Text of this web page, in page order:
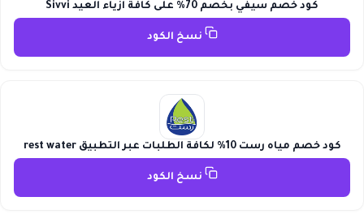
كود خصم سيفي بخصم 70% على كافة ازياء العيد Sivvi
نسخ الكود
كود خصم مياه رست 10% لكافة الطلبات عبر التطبيق rest water
نسخ الكود